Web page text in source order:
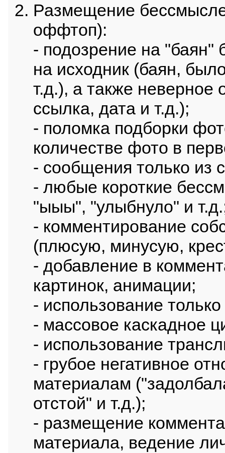
Размещение
оффтоп):
- подозрение на "баян"
на исходник (баян,
т.д.), а также неверное
ссылка, дата и т.д.);
- поломка подборки
количестве фото в
- сообщения только из
- любые короткие
"ыыы", "улыбнуло" и
- комментирование
(плюсую, минусую,
- добавление в
картинок, анимации;
- использование
- массовое каскадное
- использование
- грубое негативное
материалам
отстой" и т.д.);
- размещение
материала, ведение